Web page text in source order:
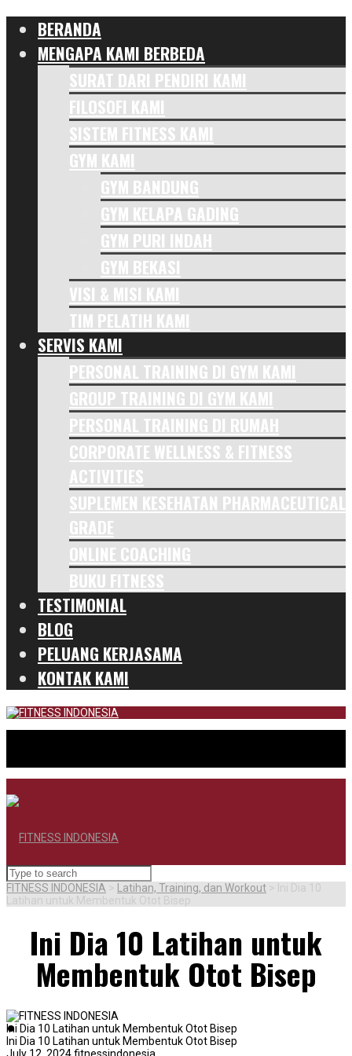
BERANDA
MENGAPA KAMI BERBEDA
SURAT DARI PENDIRI KAMI
FILOSOFI KAMI
SISTEM FITNESS KAMI
GYM KAMI
GYM BANDUNG
GYM KELAPA GADING
GYM PURI INDAH
GYM BEKASI
VISI & MISI KAMI
TIM PELATIH KAMI
SERVIS KAMI
PERSONAL TRAINING DI GYM KAMI
GROUP TRAINING DI GYM KAMI
PERSONAL TRAINING DI RUMAH
CORPORATE WELLNESS & FITNESS
ACTIVITIES
SUPLEMEN KESEHATAN PHARMACEUTICAL
GRADE
ONLINE COACHING
BUKU FITNESS
TESTIMONIAL
BLOG
PELUANG KERJASAMA
KONTAK KAMI
BERANDA
FITNESS INDONESIA > Latihan, Training, dan Workout > Ini Dia 10
Latihan untuk Membentuk Otot Bisep
Ini Dia 10 Latihan untuk
Membentuk Otot Bisep
Ini Dia 10 Latihan untuk Membentuk Otot Bisep
Ini Dia 10 Latihan untuk Membentuk Otot Bisep